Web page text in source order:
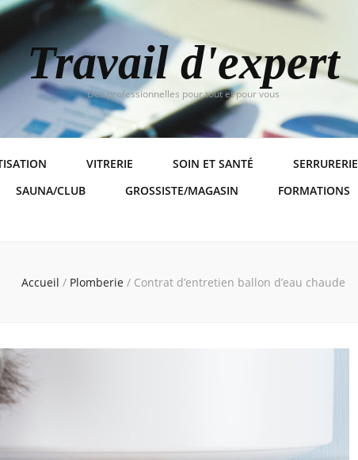
Travail d'expert
Des professionnelles pour tout et pour vous
VITRERIE SOIN ET SANTÉ SERRURERIE
SAUNA/CLUB
GROSSISTE/MAGASIN FORMATIONS
Accueil / Plomberie / Contrat d’entretien ballon d’eau chaude